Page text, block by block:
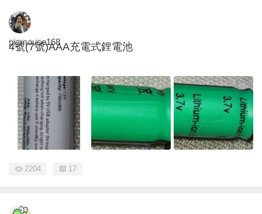
pigmouse168
2025-4-20
4號(7號)AAA充電式鋰電池
2204 17